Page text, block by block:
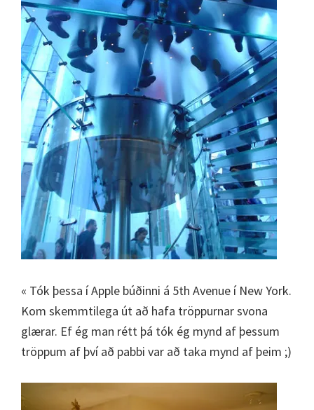
« Tók þessa í Apple búðinni á 5th Avenue í New York.
Kom skemmtilega út að hafa tröppurnar svona
glærar. Ef ég man rétt þá tók ég mynd af þessum
tröppum af því að pabbi var að taka mynd af þeim ;)